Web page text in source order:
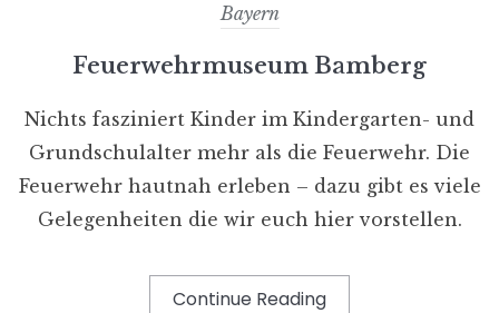
Bayern
Feuerwehrmuseum Bamberg
Nichts fasziniert Kinder im Kindergarten- und
Grundschulalter mehr als die Feuerwehr. Die
Feuerwehr hautnah erleben – dazu gibt es viele
Gelegenheiten die wir euch hier vorstellen.
Continue Reading